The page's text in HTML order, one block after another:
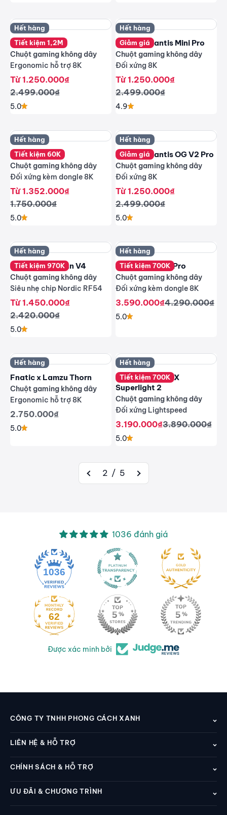
Hết hàng
Tiết kiệm 1,2M
Lamzu Thorn
Chuột gaming không dây
Ergonomic hỗ trợ 8K
Giá giảm
Từ 1.250.000₫
Giá thông thường
2.499.000₫
5.0
Hết hàng
Giảm giá
Lamzu Atlantis Mini Pro
Chuột gaming không dây
Đối xứng 8K
Giá giảm
Từ 1.250.000₫
Giá thông thường
2.499.000₫
4.9
Hết hàng
Tiết kiệm 60K
Scyrox V8
Chuột gaming không dây
Đối xứng kèm dongle 8K
Giá giảm
Từ 1.352.000₫
Giá thông thường
1.750.000₫
5.0
Hết hàng
Giảm giá
Lamzu Atlantis OG V2 Pro
Chuột gaming không dây
Đối xứng 8K
Giá giảm
Từ 1.250.000₫
Giá thông thường
2.499.000₫
5.0
Hết hàng
Tiết kiệm 970K
Rawm Leviathan V4
Chuột gaming không dây
Siêu nhẹ chip Nordic RF54
Giá giảm
Từ 1.450.000₫
Giá thông thường
2.420.000₫
5.0
Hết hàng
Tiết kiệm 700K
Razer Viper V3 Pro
Chuột gaming không dây
Đối xứng kèm dongle 8K
Giá giảm
3.590.000₫Giá thông
4.290.000₫
5.0
Hết hàng
Fnatic x Lamzu Thorn
Chuột gaming không dây
Ergonomic hỗ trợ 8K
Giá giảm
2.750.000₫
5.0
Hết hàng
Tiết kiệm 700K
Logitech G Pro X
Superlight 2
Chuột gaming không dây
Đối xứng Lightspeed
Giá giảm
3.190.000₫Giá thông
3.890.000₫
5.0
2 / 5
1036 đánh giá
1036
62
Được xác minh bởi
CÔNG TY TNHH PHONG CÁCH XANH
LIÊN HỆ & HỖ TRỢ
CHÍNH SÁCH & HỖ TRỢ
ƯU ĐÃI & CHƯƠNG TRÌNH